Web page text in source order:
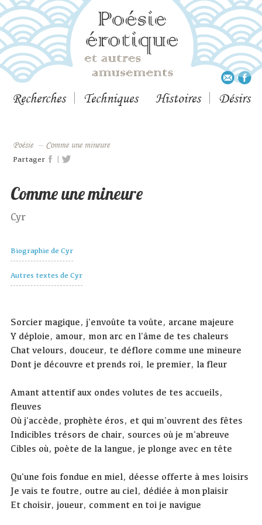
Recherches Techniques Histoires Désirs
Poésie – Comme une mineure
Partager |
Comme une mineure
Cyr
Biographie de Cyr
Autres textes de Cyr
Sorcier magique, j'envoûte ta voûte, arcane majeure
Y déploie, amour, mon arc en l'âme de tes chaleurs
Chat velours, douceur, te déflore comme une mineure
Dont je découvre et prends roi, le premier, la fleur
Amant attentif aux ondes volutes de tes accueils,
fleuves
Où j'accède, prophète éros, et qui m'ouvrent des fêtes
Indicibles trésors de chair, sources où je m'abreuve
Cibles où, poète de la langue, je plonge avec en tête
Qu'une fois fondue en miel, déesse offerte à mes loisirs
Je vais te foutre, outre au ciel, dédiée à mon plaisir
Et choisir, joueur, comment en toi je navigue